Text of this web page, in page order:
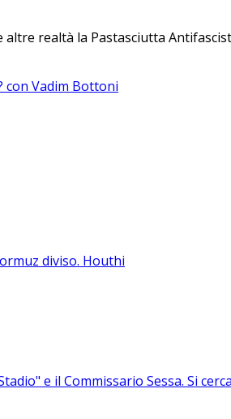
realtà la Pastasciutta
con Vadim Bottoni
diviso. Houthi
e il Commissario Sessa. Si